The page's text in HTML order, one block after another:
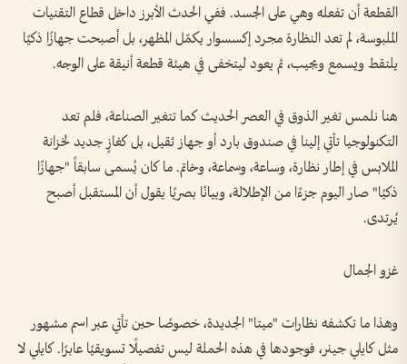
القطعة أن تفعله وهي على الجسد. ففي الحدث الأبرز داخل قطاع التقنيات
الملبوسة، لم تعد النظارة مجرد إكسسوار يكمّل المظهر، بل أصبحت جهازًا ذكيًا
يلتقط ويسمع ويجيب، ثم يعود ليتخفى في هيئة قطعة أنيقة على الوجه.
هنا نلمس تغير الذوق في العصر الحديث كما تتغير الصناعة، فلم تعد
التكنولوجيا تأتي إلينا في صندوق بارد أو جهاز ثقيل، بل كغازٍ جديد لخزانة
الملابس في إطار نظارة، وساعة، وسماعة، وخاتم. ما كان يُسمى سابقاً "جهازًا
ذكيًا" صار اليوم جزءًا من الإطلالة، وبيانًا بصريًا يقول أن المستقبل أصبح
يُرتدى.
غزو الجمال
وهذا ما تكشفه نظارات "ميتا" الجديدة، خصوصًا حين تأتي عبر اسم مشهور
مثل كايلي جينر، فوجودها في هذه الحملة ليس تفصيلًا تسويقيًا عابرًا. كايلي لا